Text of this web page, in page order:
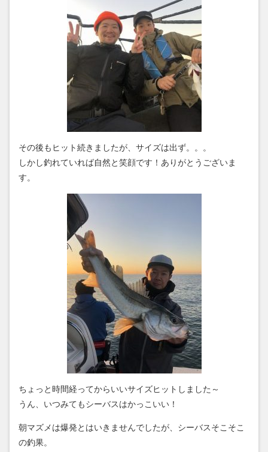
その後もヒット続きましたが、サイズは出ず。。。
しかし釣れていれば自然と笑顔です！ありがとうございま
す。
ちょっと時間経ってからいいサイズヒットしました～
うん、いつみてもシーバスはかっこいい！
朝マズメは爆発とはいきませんでしたが、シーバスそこそこ
の釣果。